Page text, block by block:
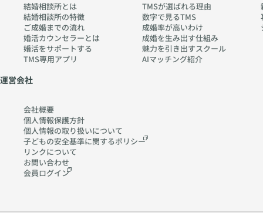
結婚相談所とは
結婚相談所の特徴
ご成婚までの流れ
婚活カウンセラーとは
婚活をサポートする
TMS専用アプリ
TMSが選ばれる理由
数字で見るTMS
成婚率が高いわけ
成婚を生み出す仕組み
魅力を引き出すスクール
AIマッチング紹介
運営会社
会社概要
個人情報保護方針
個人情報の取り扱いについて
子どもの安全基準に関するポリシー
リンクについて
お問い合わせ
会員ログイン